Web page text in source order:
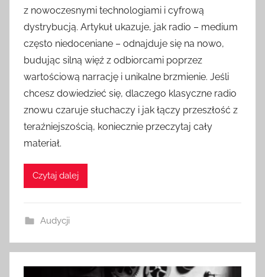
z nowoczesnymi technologiami i cyfrową
dystrybucją. Artykuł ukazuje, jak radio – medium
często niedoceniane – odnajduje się na nowo,
budując silną więź z odbiorcami poprzez
wartościową narrację i unikalne brzmienie. Jeśli
chcesz dowiedzieć się, dlaczego klasyczne radio
znowu czaruje słuchaczy i jak łączy przeszłość z
teraźniejszością, koniecznie przeczytaj cały
materiał.
Czytaj dalej
Audycji